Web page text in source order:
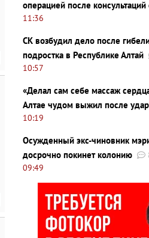
операцией после
11:36
СК возбудил дело после
подростка в Республике Алтай
10:57
«Делал сам себе массаж
Алтае чудом выжил после
10:19
Осужденный экс-чиновник
досрочно покинет колонию
09:49